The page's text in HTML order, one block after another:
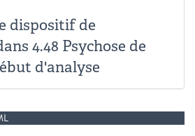
dispositif de
4.48 Psychose de
d'analyse